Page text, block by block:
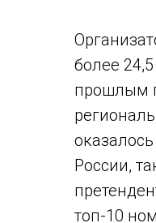
более
прошлым
России,
топ-10